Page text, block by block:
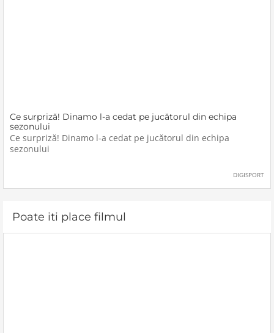
Ce surpriză! Dinamo l-a cedat pe jucătorul din echipa
sezonului
Ce surpriză! Dinamo l-a cedat pe jucătorul din echipa
sezonului
DIGISPORT
Poate iti place filmul